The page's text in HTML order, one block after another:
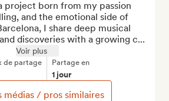
project born from my passion
and the emotional side of
I share deep musical
discoveries with a growing c...
Voir plus
de partage Partage en
1 jour
médias / pros similaires